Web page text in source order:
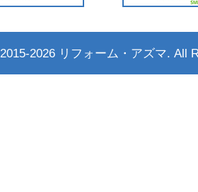
2015-2026 リフォーム・アズマ. All